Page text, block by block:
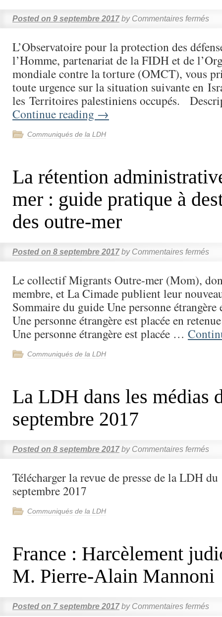
Posted on 9 septembre 2017 by Commentaires fermés
L’Observatoire pour la protection des
l’Homme, partenariat de la FIDH et de
mondiale contre la torture (OMCT), vous
toute urgence sur la situation suivante en
les Territoires palestiniens occupés.
Continue reading →
Communiqués de la LDH
La rétention
mer : guide pratique à
des outre-mer
Posted on 8 septembre 2017 by Commentaires fermés
Le collectif Migrants Outre-mer (Mom),
membre, et La Cimade publient leur
Sommaire du guide Une personne
Une personne étrangère est placée en
Une personne étrangère est placée …
Communiqués de la LDH
La LDH dans les médias
septembre 2017
Posted on 8 septembre 2017 by Commentaires fermés
Télécharger la revue de presse de la LDH du
septembre 2017
Communiqués de la LDH
France : Harcèlement
M. Pierre-Alain Mannoni
Posted on 7 septembre 2017 by Commentaires fermés